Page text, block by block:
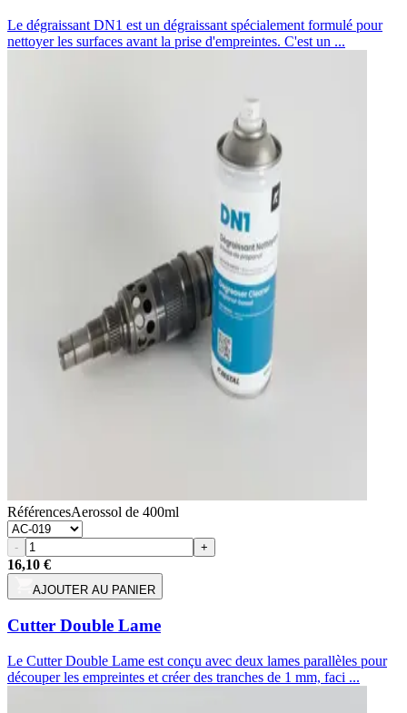
Le dégraissant DN1 est un dégraissant spécialement formulé pour
nettoyer les surfaces avant la prise d'empreintes. C'est un ...
RéférencesAerossol de 400ml
- +
16,10 €
AJOUTER AU PANIER
Cutter Double Lame
Le Cutter Double Lame est conçu avec deux lames parallèles pour
découper les empreintes et créer des tranches de 1 mm, faci ...